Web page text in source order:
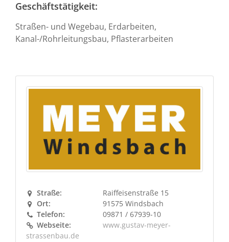
Geschäftstätigkeit:
Straßen- und Wegebau, Erdarbeiten,
Kanal-/Rohrleitungsbau, Pflasterarbeiten
Straße:
Raiffeisenstraße 15
Ort:
91575 Windsbach
Telefon:
09871 / 67939-10
Webseite:
www.gustav-meyer-
strassenbau.de